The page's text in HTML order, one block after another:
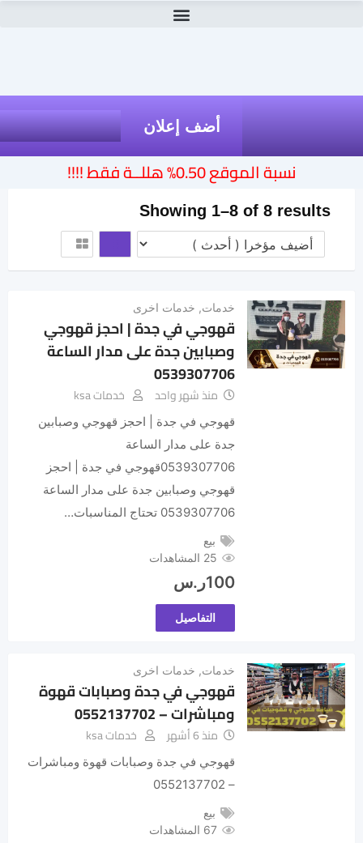
أضف إعلان
نسبة الموقع 0.50% هللــة فقط !!!!
Showing 1–8 of 8 results
خدمات, خدمات اخرى
قهوجي في جدة | احجز قهوجي
وصبابين جدة على مدار الساعة
0539307706
منذ شهر واحد خدمات ksa
قهوجي في جدة | احجز قهوجي وصبابين
جدة على مدار الساعة
0539307706قهوجي في جدة | احجز
قهوجي وصبابين جدة على مدار الساعة
0539307706 تحتاج المناسبات…
بيع
25 المشاهدات
100ر.س
التفاصيل
خدمات, خدمات اخرى
قهوجي في جدة وصبابات قهوة
ومباشرات – 0552137702
منذ 6 أشهر خدمات ksa
قهوجي في جدة وصبابات قهوة ومباشرات
– 0552137702
بيع
67 المشاهدات